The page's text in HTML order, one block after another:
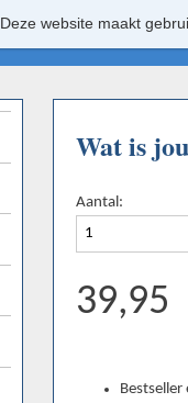
Wat is
Aantal:
39,95
Bestseller
Deze website maakt